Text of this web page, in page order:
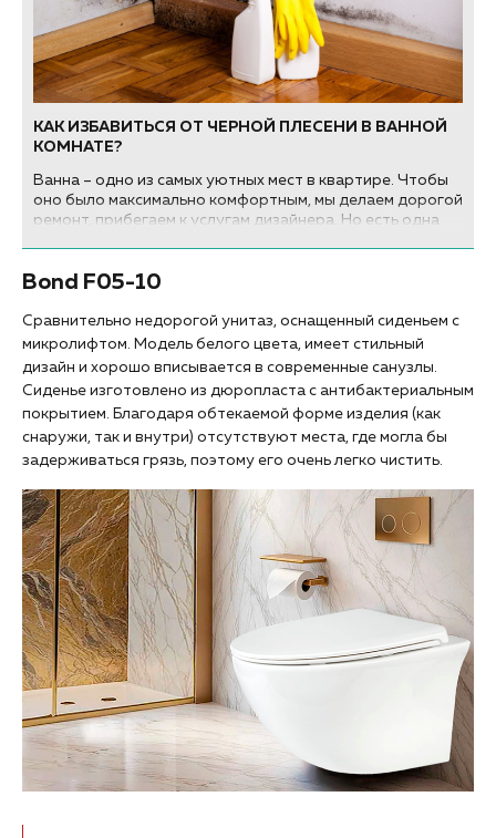
КАК ИЗБАВИТЬСЯ ОТ ЧЕРНОЙ ПЛЕСЕНИ В ВАННОЙ
КОМНАТЕ?
Ванна – одно из самых уютных мест в квартире. Чтобы
оно было максимально комфортным, мы делаем дорогой
ремонт, прибегаем к услугам дизайнера. Но есть одна
пятна, которые практически невозможно вывести.
Bond F05-10
Сравнительно недорогой унитаз, оснащенный сиденьем с
микролифтом. Модель белого цвета, имеет стильный
дизайн и хорошо вписывается в современные санузлы.
Сиденье изготовлено из дюропласта с антибактериальным
покрытием. Благодаря обтекаемой форме изделия (как
снаружи, так и внутри) отсутствуют места, где могла бы
задерживаться грязь, поэтому его очень легко чистить.